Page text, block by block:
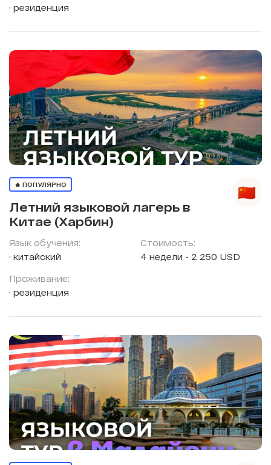
резиденция
🔥 ПОПУЛЯРНО
Летний языковой лагерь в
Китае (Харбин)
Язык обучения:
китайский
Проживание:
резиденция
Стоимость:
4 недели - 2 250 USD